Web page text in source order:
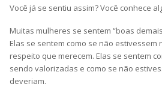
Você já se sentiu assim? Você conhece
Muitas mulheres se sentem “boas
Elas se sentem como se não estivessem
respeito que merecem. Elas se sentem
sendo valorizadas e como se não
deveriam.